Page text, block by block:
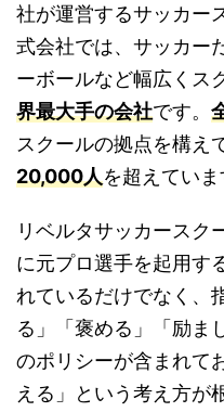
社が運営するサッカー
式会社では、サッカー
ーボールなど幅広くス
界最大手の会社です。
スクールの拠点を構え
20,000人を超えていま
リベルタサッカースク
に元プロ選手を起用す
れているだけでなく、
る」「褒める」「励ま
のポリシーが含まれて
える」という考え方が